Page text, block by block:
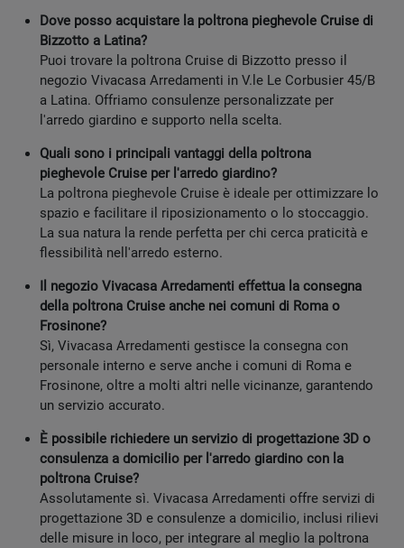
Dove posso acquistare la poltrona pieghevole Cruise di
Bizzotto a Latina?
Puoi trovare la poltrona Cruise di Bizzotto presso il
negozio Vivacasa Arredamenti in V.le Le Corbusier 45/B
a Latina. Offriamo consulenze personalizzate per
l'arredo giardino e supporto nella scelta.
Quali sono i principali vantaggi della poltrona
pieghevole Cruise per l'arredo giardino?
La poltrona pieghevole Cruise è ideale per ottimizzare lo
spazio e facilitare il riposizionamento o lo stoccaggio.
La sua natura la rende perfetta per chi cerca praticità e
flessibilità nell'arredo esterno.
Il negozio Vivacasa Arredamenti effettua la consegna
della poltrona Cruise anche nei comuni di Roma o
Frosinone?
Sì, Vivacasa Arredamenti gestisce la consegna con
personale interno e serve anche i comuni di Roma e
Frosinone, oltre a molti altri nelle vicinanze, garantendo
un servizio accurato.
È possibile richiedere un servizio di progettazione 3D o
consulenza a domicilio per l'arredo giardino con la
poltrona Cruise?
Assolutamente sì. Vivacasa Arredamenti offre servizi di
progettazione 3D e consulenze a domicilio, inclusi rilievi
delle misure in loco, per integrare al meglio la poltrona